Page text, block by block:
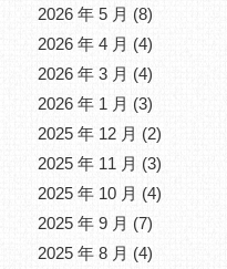
2026 年 5 月 (8)
2026 年 4 月 (4)
2026 年 3 月 (4)
2026 年 1 月 (3)
2025 年 12 月 (2)
2025 年 11 月 (3)
2025 年 10 月 (4)
2025 年 9 月 (7)
2025 年 8 月 (4)